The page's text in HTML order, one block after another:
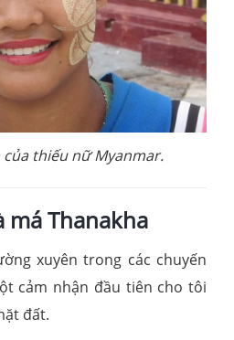
thiếu nữ Myanmar.
máThanakha
xuyên trong các chuyến
cảm nhận đầu tiên cho tôi
đất.